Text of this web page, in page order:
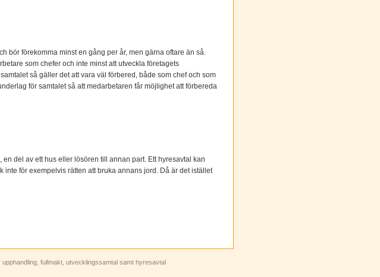
bör förekomma minst en gång per år, men gärna oftare än så.
som chefer och inte minst att utveckla företagets
så gäller det att vara väl förbered, både som chef och som
för samtalet så att medarbetaren får möjlighet att förbereda
del av ett hus eller lösören till annan part. Ett hyresavtal kan
för exempelvis rätten att bruka annans jord. Då är det istället
fullmakt, utvecklingssamtal samt hyresavtal